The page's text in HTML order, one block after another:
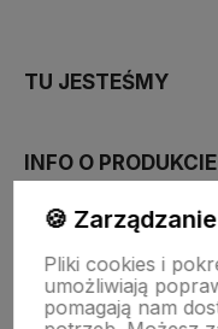
TU JESTEŚMY
INFO O PRODUKCIE
🍪
Pliki cookies i
umożliwiają
pomagają nam